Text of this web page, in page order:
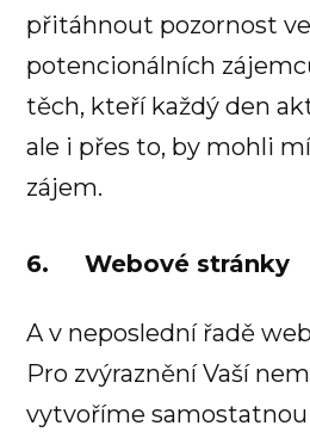
přitáhnout pozornost
potencionálních
těch, kteří každý den
ale i přes to, by mohli
zájem.
6. Webové stránky
A v neposlední řadě
Pro zvýraznění Vaší
vytvoříme